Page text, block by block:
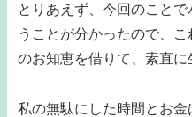
とりあえず、今回のこと
うことが分かったので、
のお知恵を借りて、素直に
私の無駄にした時間とお